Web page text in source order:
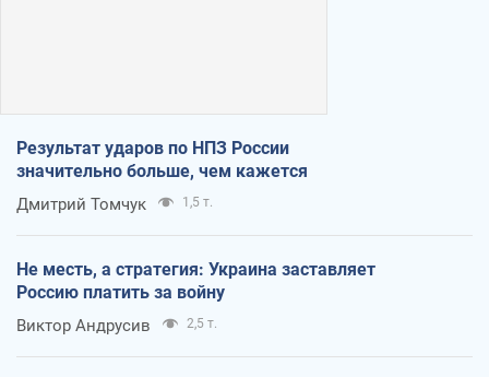
Результат ударов по НПЗ России
значительно больше, чем кажется
Дмитрий Томчук 1,5 т.
Не месть, а стратегия: Украина заставляет
Россию платить за войну
Виктор Андрусив 2,5 т.